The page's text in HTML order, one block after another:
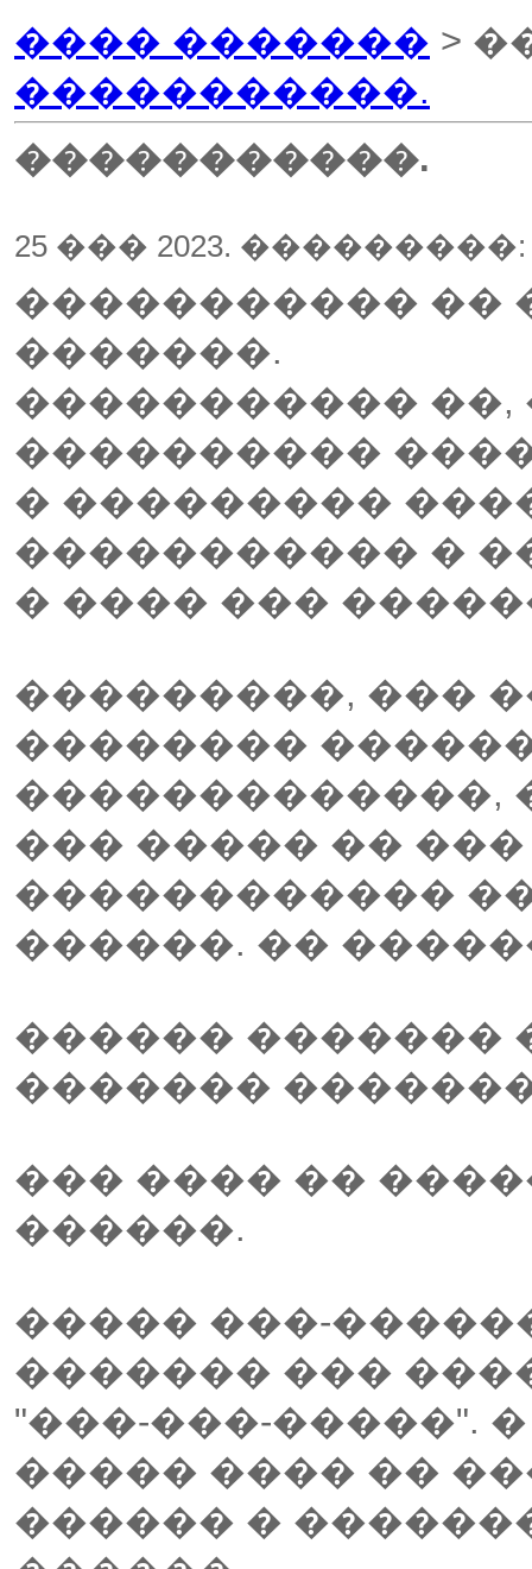
���� ������� >
�����������.
�����������.
25 ��� 2023.
����������� ��
�������.
����������� ��,
����������
� ���������
����������� �
� ���� ���
���������, ���
��������
�������������,
��� ����� ��
������������
������. ��
������ �������
�������
��� ���� ��
������.
����� ���-
������� ���
"���-���-�����".
����� ���� ��
������ �